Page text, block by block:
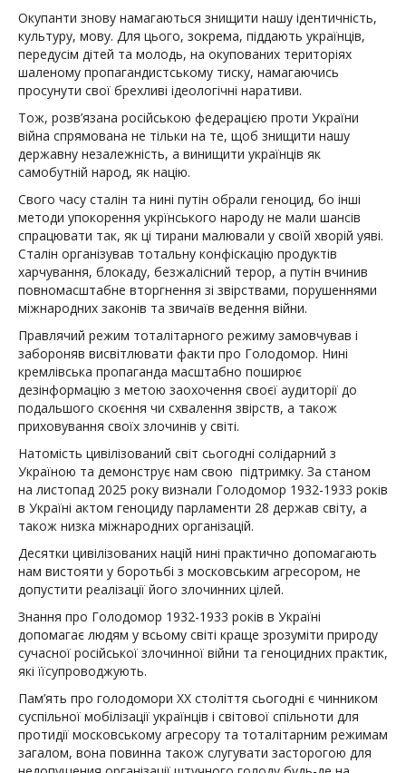
Окупанти знову намагаються знищити нашу iдентичнiсть,
культуру, мову. Для цього, зокрема, пiддають українцiв,
передусiм дiтей та молодь, на окупованих територiях
шаленому пропагандистському тиску, намагаючись
просунути свої брехливi iдеологiчнi наративи.
Тож, розв’язана росiйською федерацiєю проти України
вiйна спрямована не тiльки на те, щоб знищити нашу
державну незалежнiсть, а винищити українцiв як
самобутнiй народ, як нацiю.
Свого часу сталiн та нинi путiн обрали геноцид, бо iншi
методи упокорення укрїнського народу не мали шансiв
спрацювати так, як цi тирани малювали у своїй хворiй уявi.
Сталiн органiзував тотальну конфiскацiю продуктiв
харчування, блокаду, безжалiсний терор, а путiн вчинив
повномасштабне вторгнення зi звiрствами, порушеннями
мiжнародних законiв та звичаїв ведення вiйни.
Правлячий режим тоталiтарного режиму замовчував i
забороняв висвiтлювати факти про Голодомор. Нинi
кремлiвська пропаганда масштабно поширює
дезiнформацiю з метою заохочення своєї аудиторiї до
подальшого скоєння чи схвалення звiрств, а також
приховування своїх злочинiв у свiтi.
Натомiсть цивілізований свiт сьогоднi солiдарний з
Україною та демонструє нам свою пiдтримку. За станом
на листопад 2025 року визнали Голодомор 1932-1933 рокiв
в Українi актом геноциду парламенти 28 держав світу, а
також низка мiжнародних органiзацiй.
Десятки цивiлiзованих нацiй нинi практично допомагають
нам вистояти у боротьбi з московським агресором, не
допустити реалiзацiї його злочинних цiлей.
Знання про Голодомор 1932-1933 років в Українi
допомагає людям у всьому світі краще зрозумiти природу
сучасної росiйської злочинної вiйни та геноцидних практик,
якi їїсупроводжують.
Пам’ять про голодомори ХХ столiття сьогоднi є чинником
суспiльної мобiлiзацiї українцiв i свiтової спiльноти для
протидiї московському агресору та тоталiтарним режимам
загалом, вона повинна також слугувати засторогою для